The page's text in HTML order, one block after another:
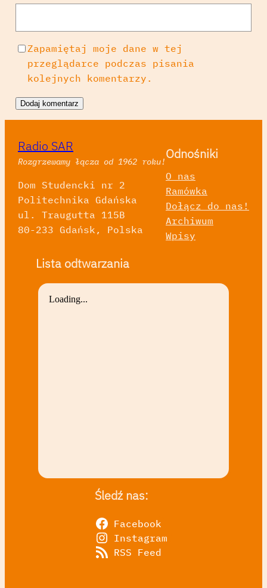
Zapamiętaj moje dane w tej
przeglądarce podczas pisania
kolejnych komentarzy.
Radio SAR
Rozgrzewamy łącza od 1962 roku!
Dom Studencki nr 2
Politechnika Gdańska
ul. Traugutta 115B
80-233 Gdańsk, Polska
Odnośniki
O nas
Ramówka
Dołącz do nas!
Archiwum
Wpisy
Lista odtwarzania
Śledź nas:
Facebook
Instagram
RSS Feed